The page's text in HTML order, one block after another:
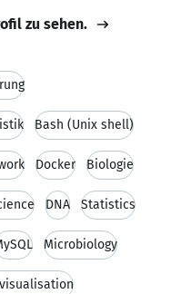
zu sehen.
Bash (Unix shell)
Docker Biologie
DNA Statistics
Microbiology